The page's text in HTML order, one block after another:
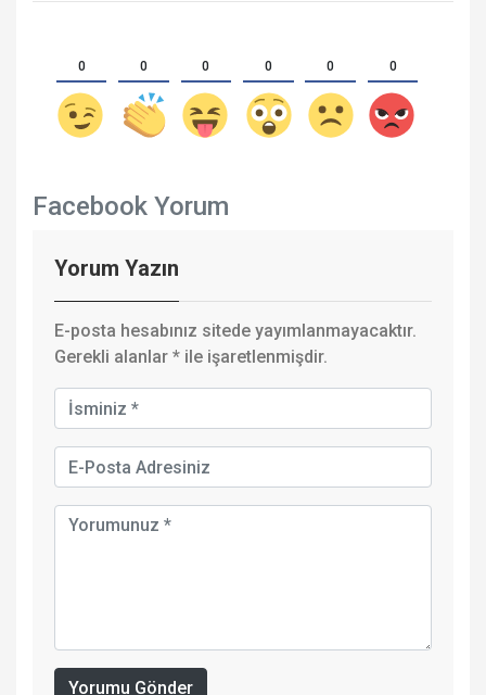
0 0 0 0 0 0
Facebook Yorum
Yorum Yazın
E-posta hesabınız sitede yayımlanmayacaktır.
Gerekli alanlar * ile işaretlenmişdir.
Yorumu Gönder